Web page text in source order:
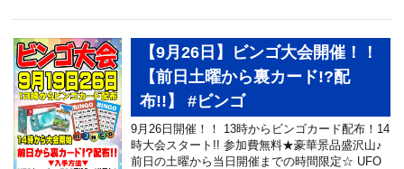
【9月26日】ビンゴ大会開催！！
【前日土曜から裏カード!?配
布!!】 #ビンゴ
9月26日開催！！ 13時からビンゴカード配布！14
時大会スタート!! 参加費無料★豪華景品盛沢山♪
前日の土曜から当日開催までの時間限定☆ UFO